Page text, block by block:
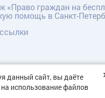
«Право граждан на
помощь в Санкт-
по правам человека в
данный сайт, вы даёте
на использование файлов